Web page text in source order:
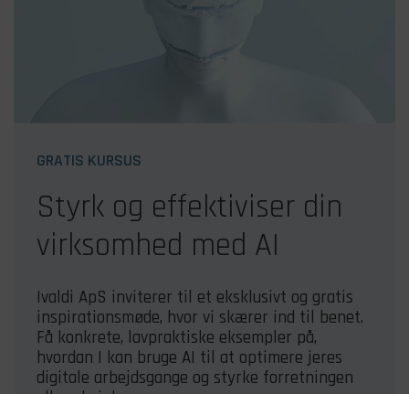
Styrk og effektiviser din
virksomhed med AI
GRATIS KURSUS
Ivaldi ApS inviterer til et eksklusivt og gratis
inspirationsmøde, hvor vi skærer ind til benet.
Få konkrete, lavpraktiske eksempler på,
hvordan I kan bruge AI til at optimere jeres
digitale arbejdsgange og styrke forretningen